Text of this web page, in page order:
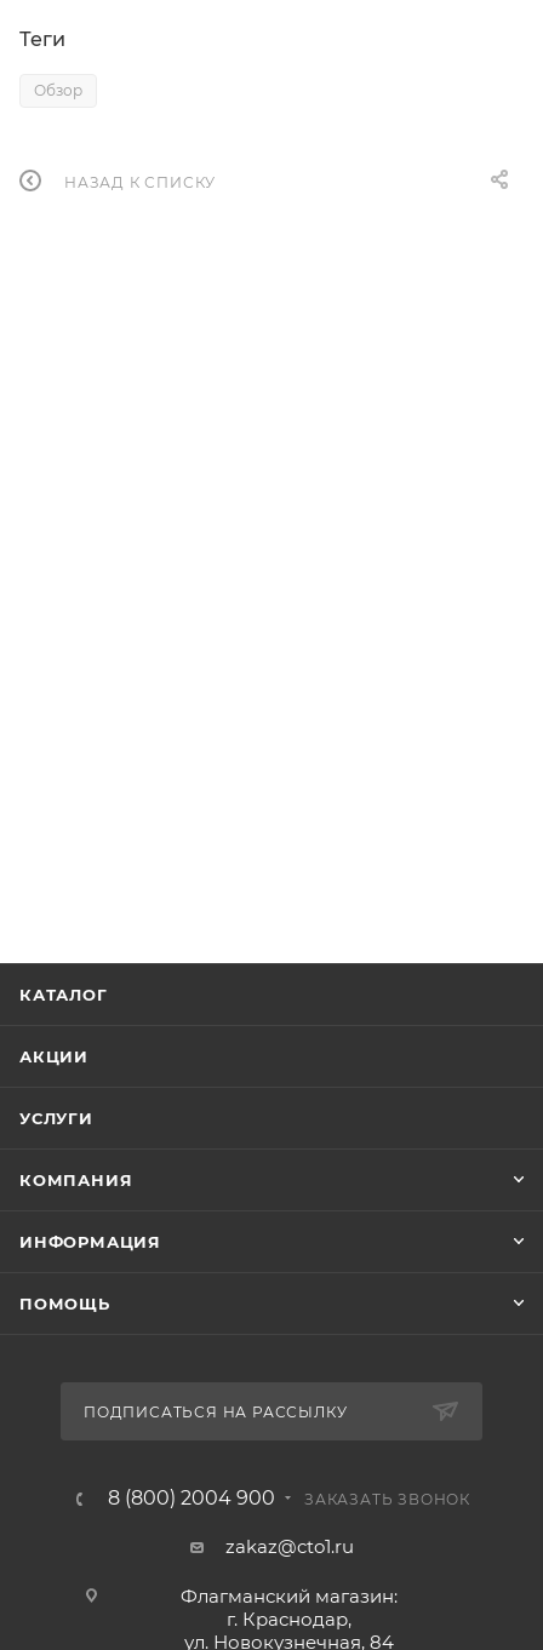
Теги
Обзор
НАЗАД К СПИСКУ
КАТАЛОГ
АКЦИИ
УСЛУГИ
КОМПАНИЯ
ИНФОРМАЦИЯ
ПОМОЩЬ
ПОДПИСАТЬСЯ НА РАССЫЛКУ
8 (800) 2004 900 ЗАКАЗАТЬ ЗВОНОК
zakaz@cto1.ru
Флагманский магазин:
г. Краснодар,
ул. Новокузнечная, 84